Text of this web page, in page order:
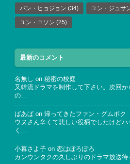
パン・ヒョジョン (34) ユン・ジュサ
ユン・ユソン (25)
最新のコメント
名無し on 秘密の校庭
又韓流ドラマを制作して下さい。次回
の…
ばあば on 帰ってきたファン・グムボク
ウヌさん辛くて悲しい役柄でしたけど
く…
小暮さよ子 on 恋はぽろぽろ
カンウンタクの久しぶりのドラマ放送待